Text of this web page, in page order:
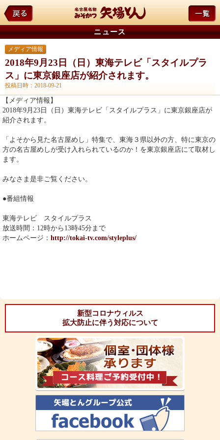
ニュース
メディア情報
2018年9月23日（日）東海テレビ「スタイルプラ
ス」に東京銀座店が紹介されます。
投稿日時：2018-09-21
【メディア情報】
2018年9月23日（日）東海テレビ「スタイルプラス」に東京銀座店が
紹介されます。
「よそから見た名古屋めし」特集で、東海３県以外の方、特に東京の
方の名古屋めしが受け入れられているのか！を東京銀座店にて取材し
ます。
みなさま是非ご覧ください。
●番組情報
東海テレビ スタイルプラス
放送時間：12時から13時45分まで
ホームページ： http://tokai-tv.com/styleplus/
新型コロナウィルス
拡大防止に伴う対応について